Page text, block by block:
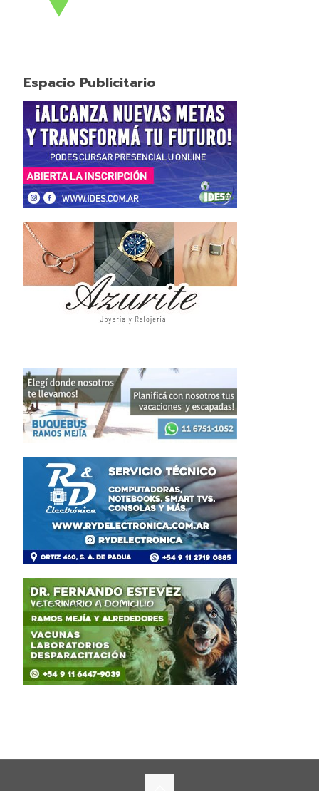
Espacio Publicitario